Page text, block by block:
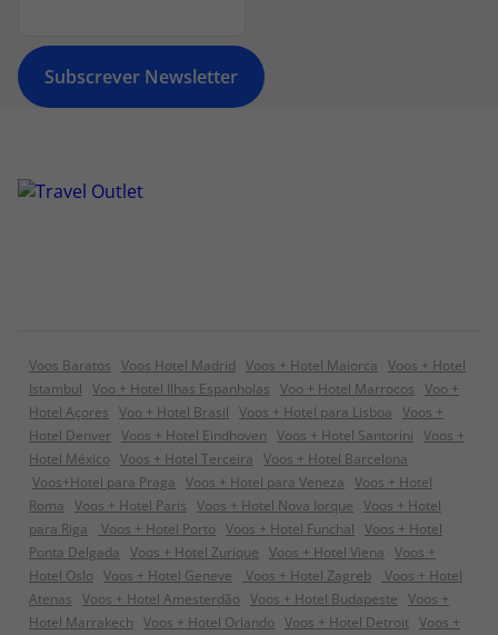
Subscrever Newsletter
Voos Baratos Voos Hotel Madrid Voos + Hotel Maiorca Voos + Hotel
Istambul Voo + Hotel Ilhas Espanholas Voo + Hotel Marrocos Voo +
Hotel Açores Voo + Hotel Brasil Voos + Hotel para Lisboa Voos +
Hotel Denver Voos + Hotel Eindhoven Voos + Hotel Santorini Voos +
Hotel México Voos + Hotel Terceira Voos + Hotel Barcelona
Voos+Hotel para Praga Voos + Hotel para Veneza Voos + Hotel
Roma Voos + Hotel Paris Voos + Hotel Nova Iorque Voos + Hotel
para Riga
Voos + Hotel Porto Voos + Hotel Funchal Voos + Hotel
Ponta Delgada Voos + Hotel Zurique Voos + Hotel Viena Voos +
Hotel Oslo Voos + Hotel Geneve Voos + Hotel Zagreb
Voos + Hotel
Atenas Voos + Hotel Amesterdão Voos + Hotel Budapeste Voos +
Hotel Marrakech Voos + Hotel Orlando Voos + Hotel Detroit Voos +